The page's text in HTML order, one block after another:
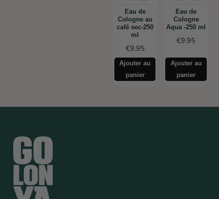
Eau de
Cologne au
café sec-250
ml
€9.95
Ajouter au
panier
Eau de
Cologne
Aqua -250 ml
€9.95
Ajouter au
panier